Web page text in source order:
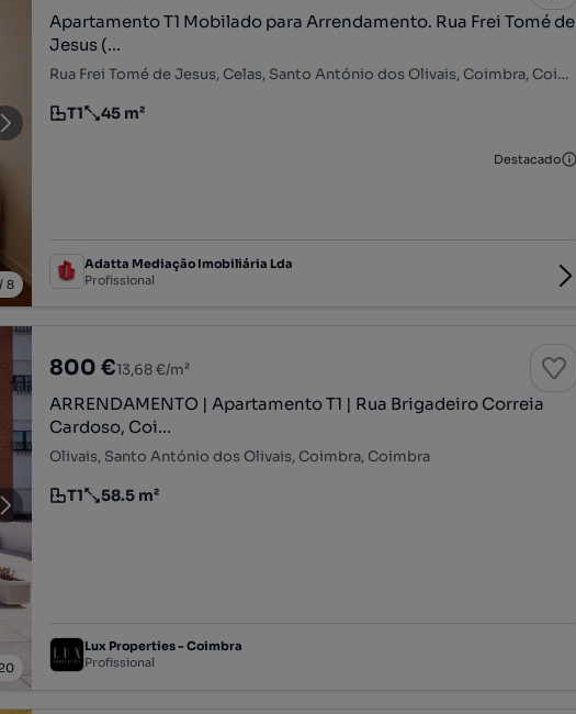
8
Apartamento T1 Mobilado para Arrendamento. Rua Frei Tomé de
Jesus (...
Rua Frei Tomé de Jesus, Celas, Santo António dos Olivais, Coimbra, Coimbra
Tipologia
T1
Preço por metro quadrado
45 m²
Destacado
Adatta Mediação Imobiliária Lda
Profissional
800 €13,68 €/m²
ARRENDAMENTO | Apartamento T1 | Rua Brigadeiro Correia
Cardoso, Coi...
Olivais, Santo António dos Olivais, Coimbra, Coimbra
Tipologia
T1
Preço por metro quadrado
58.5 m²
Lux Properties - Coimbra
Profissional